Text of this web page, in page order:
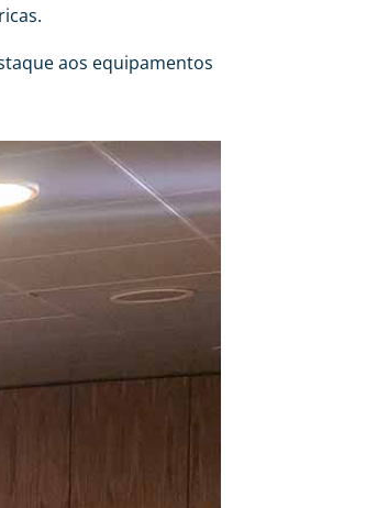
aos equipamentos